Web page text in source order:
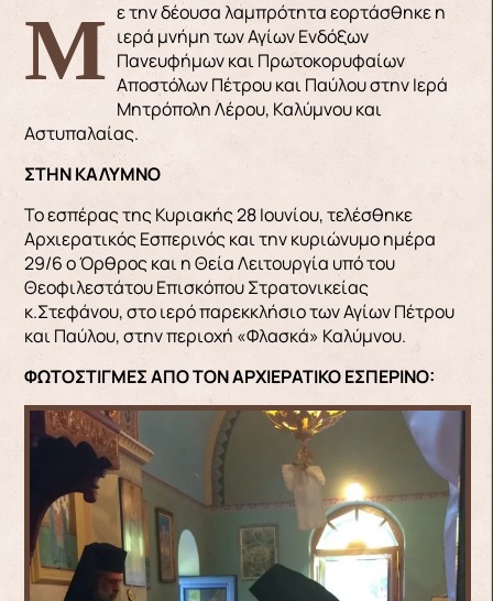
Με την δέουσα λαμπρότητα εορτάσθηκε η ιερά μνήμη των Αγίων Ενδόξων
Πανευφήμων και Πρωτοκορυφαίων
Αποστόλων Πέτρου και Παύλου στην Ιερά
Μητρόπολη Λέρου, Καλύμνου και
Αστυπαλαίας.
ΣΤΗΝ ΚΑΛΥΜΝΟ
Το εσπέρας της Κυριακής 28 Ιουνίου, τελέσθηκε
Αρχιερατικός Εσπερινός και την κυριώνυμο ημέρα
29/6 ο Όρθρος και η Θεία Λειτουργία υπό του
Θεοφιλεστάτου Επισκόπου Στρατονικείας
κ.Στεφάνου, στο ιερό παρεκκλήσιο των Αγίων Πέτρου
και Παύλου, στην περιοχή «Φλασκά» Καλύμνου.
ΦΩΤΟΣΤΙΓΜΕΣ ΑΠΟ ΤΟΝ ΑΡΧΙΕΡΑΤΙΚΟ ΕΣΠΕΡΙΝΟ: